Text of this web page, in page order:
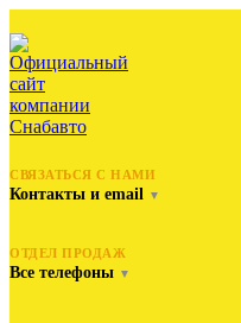
СВЯЗАТЬСЯ С НАМИ
Контакты и email ▼
ОТДЕЛ ПРОДАЖ
Все телефоны ▼